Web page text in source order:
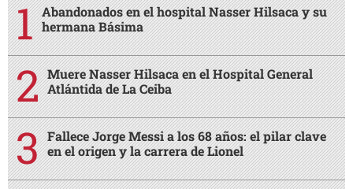
Abandonados en el hospital Nasser Hilsaca y su
hermana Básima
Muere Nasser Hilsaca en el Hospital General
Atlántida de La Ceiba
Fallece Jorge Messi a los 68 años: el pilar clave
en el origen y la carrera de Lionel